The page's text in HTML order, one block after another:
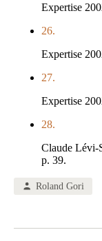
Expertise
26.
Expertise
27.
Expertise
28.
Claude Lévi-
p. 39.
Roland Gori